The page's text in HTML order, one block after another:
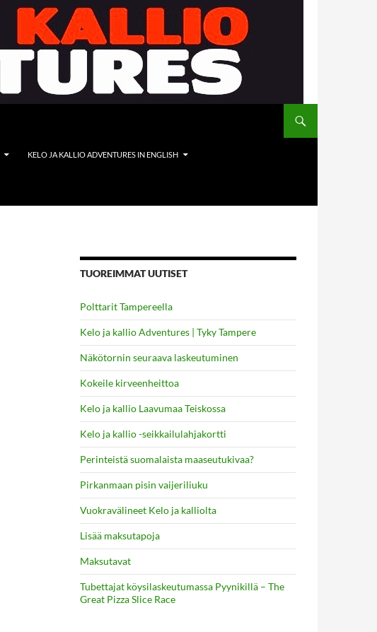
KELO JA KALLIO ADVENTURES IN ENGLISH
TUOREIMMAT UUTISET
Polttarit Tampereella
Kelo ja kallio Adventures | Tyky Tampere
Näkötornin seuraava laskeutuminen
Kokeile kirveenheittoa
Kelo ja kallio Laavumaa Teiskossa
Kelo ja kallio -seikkailulahjakortti
Perinteistä suomalaista maaseutukivaa?
Pirkanmaan pisin vaijeriliuku
Vuokravälineet Kelo ja kalliolta
Lisää maksutapoja
Maksutavat
Tubettajat köysilaskeutumassa Pyynikillä – The
Great Pizza Slice Race